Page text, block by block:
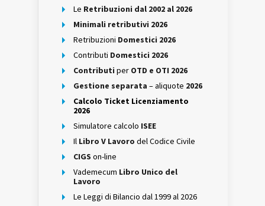
Le Retribuzioni dal 2002 al 2026
Minimali retributivi 2026
Retribuzioni Domestici 2026
Contributi Domestici 2026
Contributi per OTD e OTI 2026
Gestione separata – aliquote 2026
Calcolo Ticket Licenziamento
2026
Simulatore calcolo ISEE
Il Libro V Lavoro del Codice Civile
CIGS on-line
Vademecum Libro Unico del
Lavoro
Le Leggi di Bilancio dal 1999 al 2026